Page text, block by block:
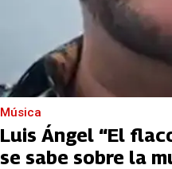
Música
Luis Ángel “El
se sabe sobre la